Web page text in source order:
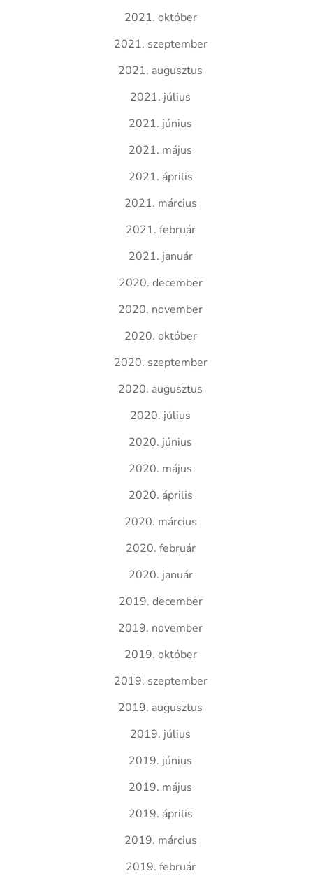
2021. október
2021. szeptember
2021. augusztus
2021. július
2021. június
2021. május
2021. április
2021. március
2021. február
2021. január
2020. december
2020. november
2020. október
2020. szeptember
2020. augusztus
2020. július
2020. június
2020. május
2020. április
2020. március
2020. február
2020. január
2019. december
2019. november
2019. október
2019. szeptember
2019. augusztus
2019. július
2019. június
2019. május
2019. április
2019. március
2019. február